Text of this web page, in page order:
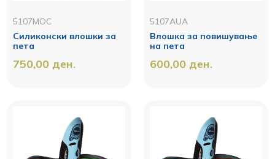
5107MOC
Силиконски влошки за
пета
750,00 ден.
5107AUA
Влошка за повишување
на пета
600,00 ден.